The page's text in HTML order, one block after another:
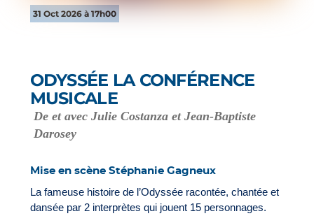
31 Oct 2026 à 17h00
ODYSSÉE LA CONFÉRENCE
MUSICALE
De et avec Julie Costanza et Jean-Baptiste
Darosey
Mise en scène Stéphanie Gagneux
La fameuse histoire de l’Odyssée racontée, chantée et
dansée par 2 interprètes qui jouent 15 personnages.